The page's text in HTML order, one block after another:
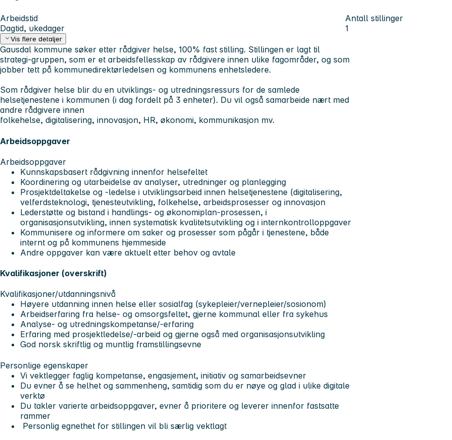
Arbeidstid
Dagtid, ukedager
Antall stillinger
1
Vis flere detaljer
Gausdal kommune søker etter rådgiver helse, 100% fast stilling. Stillingen er lagt til
strategi-gruppen, som er et arbeidsfellesskap av rådgivere innen ulike fagområder, og som
jobber tett på kommunedirektørledelsen og kommunens enhetsledere.
Som rådgiver helse blir du en utviklings- og utredningsressurs for de samlede
helsetjenestene i kommunen (i dag fordelt på 3 enheter). Du vil også samarbeide nært med
andre rådgivere innen
folkehelse, digitalisering, innovasjon, HR, økonomi, kommunikasjon mv.
Arbeidsoppgaver
Arbeidsoppgaver
Kunnskapsbasert rådgivning innenfor helsefeltet
Koordinering og utarbeidelse av analyser, utredninger og planlegging
Prosjektdeltakelse og -ledelse i utviklingsarbeid innen helsetjenestene (digitalisering,
velferdsteknologi, tjenesteutvikling, folkehelse, arbeidsprosesser og innovasjon
Lederstøtte og bistand i handlings- og økonomiplan-prosessen, i
organisasjonsutvikling, innen systematisk kvalitetsutvikling og i internkontrolloppgaver
Kommunisere og informere om saker og prosesser som pågår i tjenestene, både
internt og på kommunens hjemmeside
Andre oppgaver kan være aktuelt etter behov og avtale
Kvalifikasjoner (overskrift)
Kvalifikasjoner/utdanningsnivå
Høyere utdanning innen helse eller sosialfag (sykepleier/vernepleier/sosionom)
Arbeidserfaring fra helse- og omsorgsfeltet, gjerne kommunal eller fra sykehus
Analyse- og utredningskompetanse/-erfaring
Erfaring med prosjektledelse/-arbeid og gjerne også med organisasjonsutvikling
God norsk skriftlig og muntlig framstillingsevne
Personlige egenskaper
Vi vektlegger faglig kompetanse, engasjement, initiativ og samarbeidsevner
Du evner å se helhet og sammenheng, samtidig som du er nøye og glad i ulike digitale
verktø
Du takler varierte arbeidsoppgaver, evner å prioritere og leverer innenfor fastsatte
rammer
Personlig egnethet for stillingen vil bli særlig vektlagt